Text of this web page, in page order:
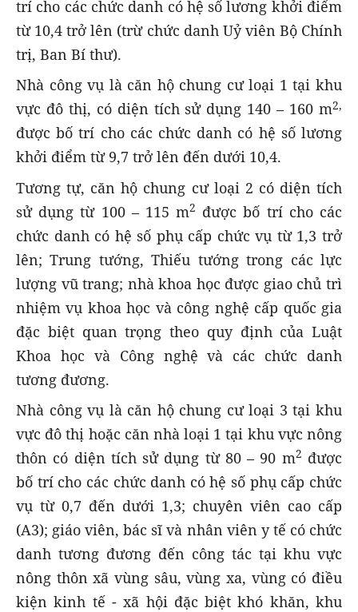
trí cho các chức danh có hệ số lương khởi điểm
từ 10,4 trở lên (trừ chức danh Uỷ viên Bộ Chính
trị, Ban Bí thư).
Nhà công vụ là căn hộ chung cư loại 1 tại khu
vực đô thị, có diện tích sử dụng 140 – 160 m2,
được bố trí cho các chức danh có hệ số lương
khởi điểm từ 9,7 trở lên đến dưới 10,4.
Tương tự, căn hộ chung cư loại 2 có diện tích
sử dụng từ 100 – 115 m2 được bố trí cho các
chức danh có hệ số phụ cấp chức vụ từ 1,3 trở
lên; Trung tướng, Thiếu tướng trong các lực
lượng vũ trang; nhà khoa học được giao chủ trì
nhiệm vụ khoa học và công nghệ cấp quốc gia
đặc biệt quan trọng theo quy định của Luật
Khoa học và Công nghệ và các chức danh
tương đương.
Nhà công vụ là căn hộ chung cư loại 3 tại khu
vực đô thị hoặc căn nhà loại 1 tại khu vực nông
thôn có diện tích sử dụng từ 80 – 90 m2 được
bố trí cho các chức danh có hệ số phụ cấp chức
vụ từ 0,7 đến dưới 1,3; chuyên viên cao cấp
(A3); giáo viên, bác sĩ và nhân viên y tế có chức
danh tương đương đến công tác tại khu vực
nông thôn xã vùng sâu, vùng xa, vùng có điều
kiện kinh tế - xã hội đặc biệt khó khăn, khu